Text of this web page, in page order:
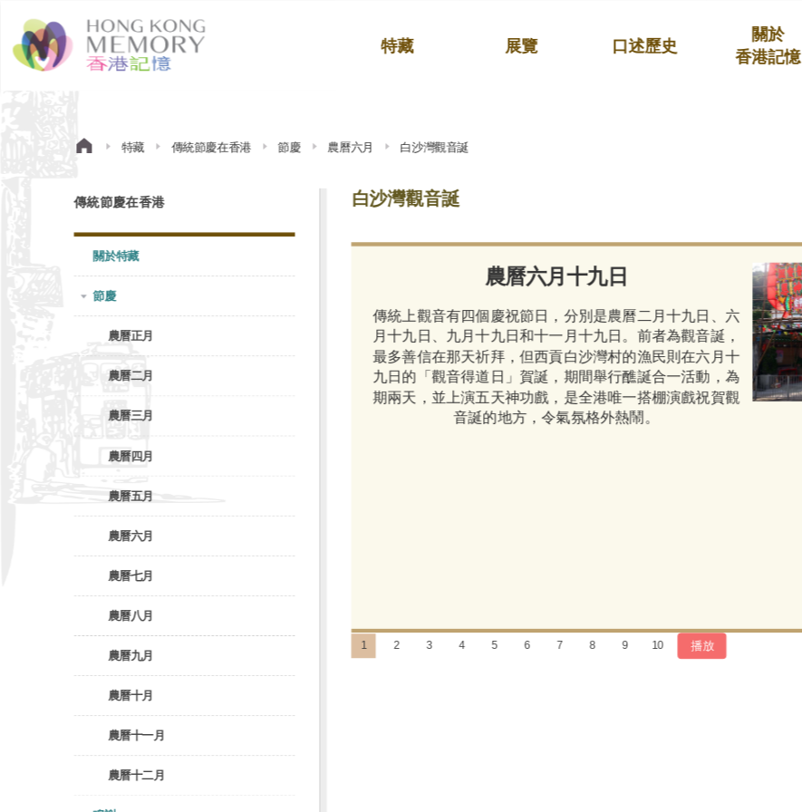
特藏 展覽 口述歷史
關於
香港記憶
特藏 傳統節慶在香港 節慶 農曆六月 白沙灣觀音誕
傳統節慶在香港
關於特藏
節慶
農曆正月
農曆二月
農曆三月
農曆四月
農曆五月
農曆六月
農曆七月
農曆八月
農曆九月
農曆十月
農曆十一月
農曆十二月
白沙灣觀音誕
農曆六月十九日
傳統上觀音有四個慶祝節日，分別是農曆二月十九日、六
月十九日、九月十九日和十一月十九日。前者為觀音誕，
最多善信在那天祈拜，但西貢白沙灣村的漁民則在六月十
九日的「觀音得道日」賀誕，期間舉行醮誕合一活動，為
期兩天，並上演五天神功戲，是全港唯一搭棚演戲祝賀觀
音誕的地方，令氣氛格外熱鬧。
1 2 3 4 5 6 7 8 9 10 播放